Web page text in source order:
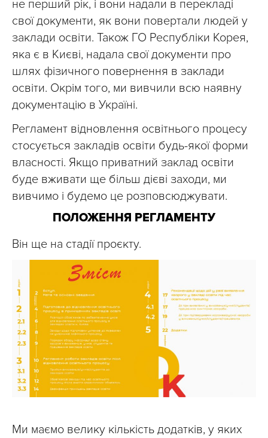
не перший рік, і вони надали в перекладі
свої документи, як вони повертали людей у
заклади освіти. Також ГО Республіки Корея,
яка є в Києві, надала свої документи про
шлях фізичного повернення в заклади
освіти. Окрім того, ми вивчили всю наявну
документацію в Україні.
Регламент відновлення освітнього процесу
стосується закладів освіти будь-якої форми
власності. Якщо приватний заклад освіти
буде вживати ще більш дієві заходи, ми
вивчимо і будемо це розповсюджувати.
ПОЛОЖЕННЯ РЕГЛАМЕНТУ
Він ще на стадії проєкту.
Ми маємо велику кількість додатків, у яких